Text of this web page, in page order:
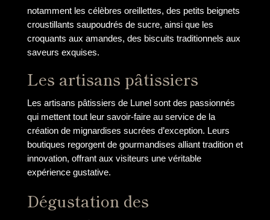
notamment les célèbres oreillettes, des petits beignets
croustillants saupoudrés de sucre, ainsi que les
croquants aux amandes, des biscuits traditionnels aux
saveurs exquises.
Les artisans pâtissiers
Les artisans pâtissiers de Lunel sont des passionnés
qui mettent tout leur savoir-faire au service de la
création de mignardises sucrées d’exception. Leurs
boutiques regorgent de gourmandises alliant tradition et
innovation, offrant aux visiteurs une véritable
expérience gustative.
Dégustation des